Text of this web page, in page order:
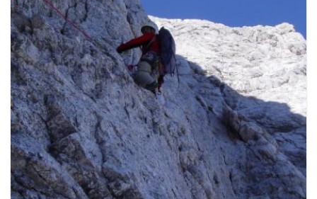
i
g
a